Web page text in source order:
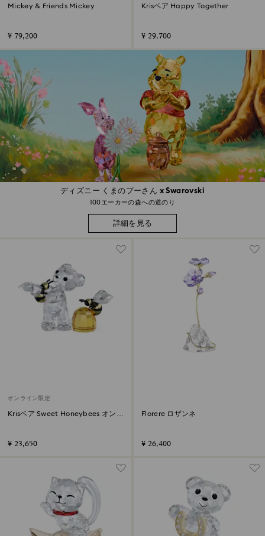
ディズニー くまのプーさん x Swarovski
100エーカーの森への道のり
詳細を見る
Mickey & Friends Mickey
¥ 79,200
Krisベア Happy Together
¥ 29,700
オンライン限定
Krisベア Sweet Honeybees オンラ
¥ 23,650
Florere ロザンネ
¥ 26,400